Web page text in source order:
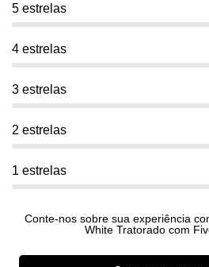
5 estrelas
4 estrelas
3 estrelas
2 estrelas
1 estrelas
Conte-nos sobre sua experiência
White Tratorado com